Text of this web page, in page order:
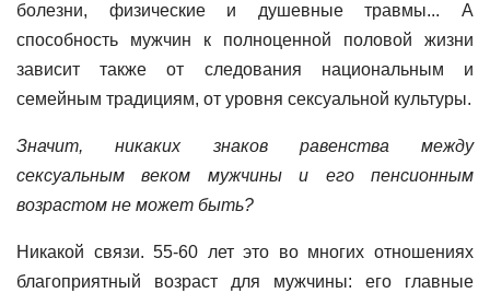
болезни, физические и душевные травмы... А
способность мужчин к полноценной половой жизни
зависит также от следования национальным и
семейным традициям, от уровня сексуальной культуры.
Значит, никаких знаков равенства между
сексуальным веком мужчины и его пенсионным
возрастом не может быть?
Никакой связи. 55-60 лет это во многих отношениях
благоприятный возраст для мужчины: его главные